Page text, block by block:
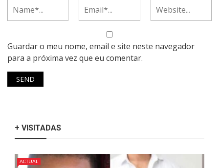
Guardar o meu nome, email e site neste navegador
para a próxima vez que eu comentar.
+ VISITADAS
ACTUAL